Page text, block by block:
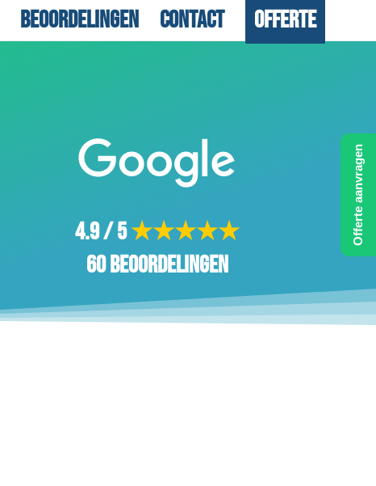
Beoordelingen Contact Offerte
4.9 / 5★★★★★
60 beoordelingen
Offerte aanvragen